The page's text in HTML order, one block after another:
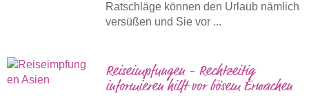
Ratschläge können den Urlaub nämlich
versüßen und Sie vor ...
Reiseimpfungen - Rechtzeitig
informieren hilft vor bösem Erwachen